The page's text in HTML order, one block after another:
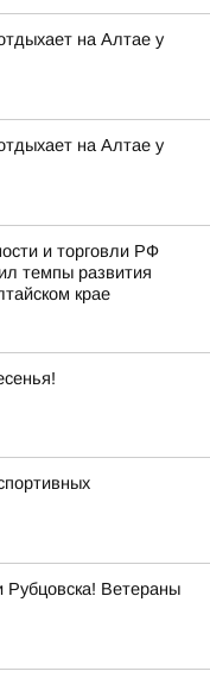
на Алтае у
на Алтае у
и торговли РФ
темпы развития
крае
Ветераны